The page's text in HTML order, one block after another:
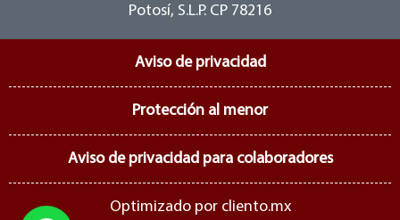
Potosí, S.L.P. CP 78216
Aviso de privacidad
Protección al menor
Aviso de privacidad para colaboradores
Optimizado por cliento.mx